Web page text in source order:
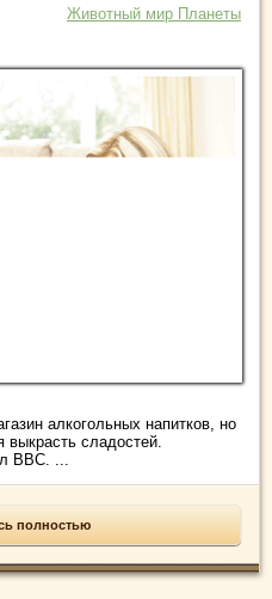
Животный мир Планеты
алкогольных напитков, но
выкрасть сладостей.
BBC. ...
полностью